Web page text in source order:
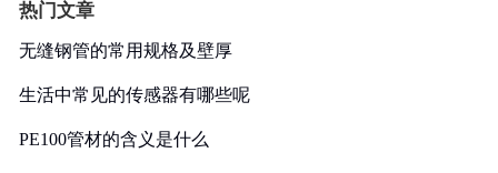
热门文章
无缝钢管的常用规格及壁厚
生活中常见的传感器有哪些呢
PE100管材的含义是什么